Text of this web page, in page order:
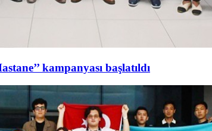
kampanyası başlatıldı